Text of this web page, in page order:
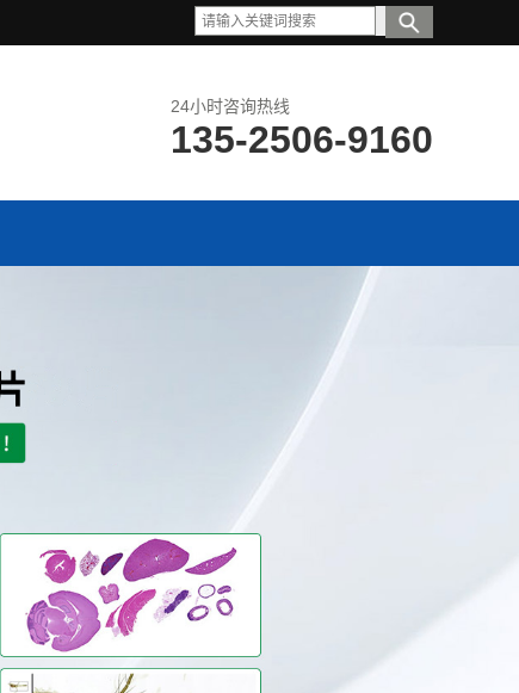
24小时咨询热线
135-2506-9160